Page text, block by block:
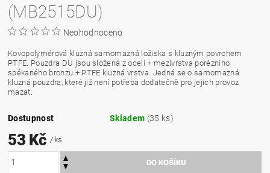
(MB2515DU)
Neohodnoceno
Kovopolymérová kluzná samomazná ložiska s kluzným povrchem
PTFE. Pouzdra DU jsou složená z oceli + mezivrstva porézního
spékaného bronzu + PTFE kluzná vrstva. Jedná se o samomazná
kluzná pouzdra, které již není potřeba dodatečně pro jejich provoz
mazat.
Dostupnost Skladem (35 ks)
53 Kč/ ks